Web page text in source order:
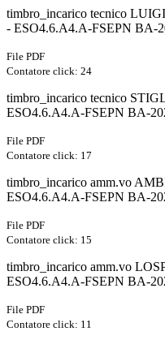
timbro_incarico tecnico
- ESO4.6.A4.A-FSEPN BA-
File PDF
Contatore click: 24
timbro_incarico tecnico
ESO4.6.A4.A-FSEPN BA-
File PDF
Contatore click: 17
timbro_incarico amm.vo
ESO4.6.A4.A-FSEPN BA-
File PDF
Contatore click: 15
timbro_incarico amm.vo
ESO4.6.A4.A-FSEPN BA-
File PDF
Contatore click: 11